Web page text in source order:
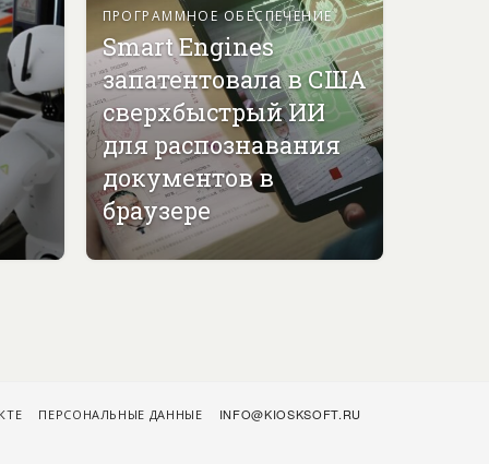
ПРОГРАММНОЕ ОБЕСПЕЧЕНИЕ
Smart Engines
запатентовала в США
сверхбыстрый ИИ
для распознавания
документов в
браузере
ПЕРСОНАЛЬНЫЕ ДАННЫЕ INFO@KIOSKSOFT.RU